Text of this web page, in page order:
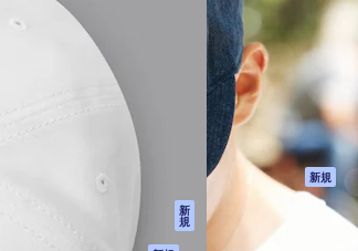
プラ
理
して
Spaces
AI アシスタント
AI 画像生成ツール
AI 動画生成ツール
AI 音声合成ツール
ストックコンテン
Claude/ChatGPT
新
規
Academy
ドキュメント
サポート
利用規約
プライバシーポリ
シー
オリジナル 新規
クッキーポリシー
トラストセンター